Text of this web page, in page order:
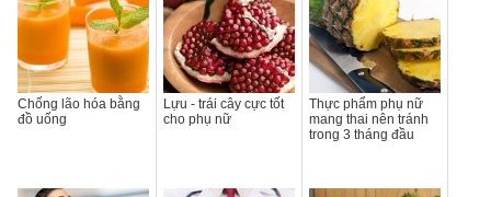
Chống lão hóa bằng
đồ uống
Lựu - trái cây cực tốt
cho phụ nữ
Thực phẩm phụ nữ
mang thai nên tránh
trong 3 tháng đầu